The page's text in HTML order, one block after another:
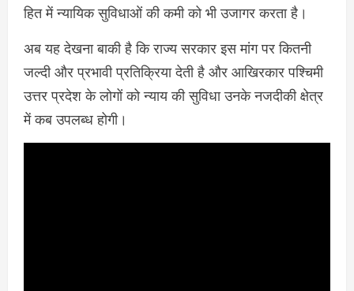
हित में न्यायिक सुविधाओं की कमी को भी उजागर करता है।
अब यह देखना बाकी है कि राज्य सरकार इस मांग पर कितनी
जल्दी और प्रभावी प्रतिक्रिया देती है और आखिरकार पश्चिमी
उत्तर प्रदेश के लोगों को न्याय की सुविधा उनके नजदीकी क्षेत्र
में कब उपलब्ध होगी।